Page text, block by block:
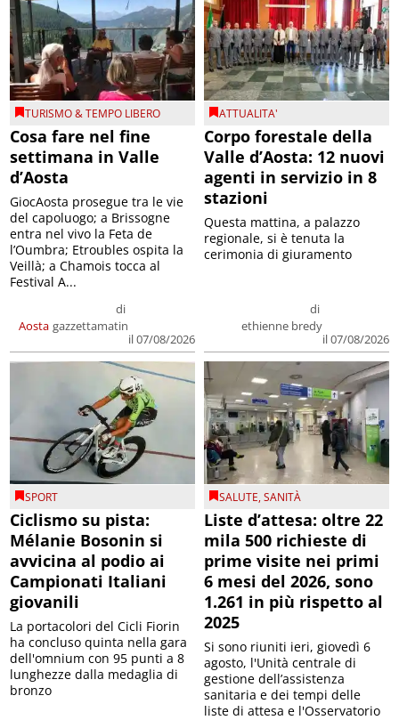
TURISMO & TEMPO LIBERO
Cosa fare nel fine
settimana in Valle
d’Aosta
Aosta
di
gazzettamatin
il 07/08/2026
GiocAosta prosegue tra le vie
del capoluogo; a Brissogne
entra nel vivo la Feta de
l’Oumbra; Etroubles ospita la
Veillà; a Chamois tocca al
Festival A...
ATTUALITA'
Corpo forestale della
Valle d’Aosta: 12 nuovi
agenti in servizio in 8
stazioni
di
ethienne bredy
il 07/08/2026
Questa mattina, a palazzo
regionale, si è tenuta la
cerimonia di giuramento
SPORT
Ciclismo su pista:
Mélanie Bosonin si
avvicina al podio ai
Campionati Italiani
giovanili
La portacolori del Cicli Fiorin
ha concluso quinta nella gara
dell'omnium con 95 punti a 8
lunghezze dalla medaglia di
bronzo
SALUTE,SANITÀ
Liste d’attesa: oltre 22
mila 500 richieste di
prime visite nei primi
6 mesi del 2026, sono
1.261 in più rispetto al
2025
Si sono riuniti ieri, giovedì 6
agosto, l'Unità centrale di
gestione dell’assistenza
sanitaria e dei tempi delle
liste di attesa e l'Osservatorio